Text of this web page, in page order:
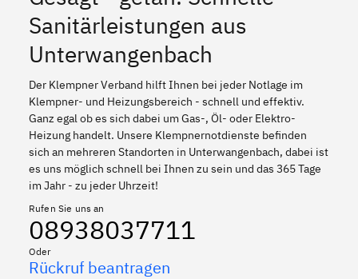
Sanitärleistungen aus
Unterwangenbach
Der Klempner Verband hilft Ihnen bei jeder Notlage im
Klempner- und Heizungsbereich - schnell und effektiv.
Ganz egal ob es sich dabei um Gas-, Öl- oder Elektro-
Heizung handelt. Unsere Klempnernotdienste befinden
sich an mehreren Standorten in Unterwangenbach, dabei ist
es uns möglich schnell bei Ihnen zu sein und das 365 Tage
im Jahr - zu jeder Uhrzeit!
Rufen Sie uns an
08938037711
Oder
Rückruf beantragen